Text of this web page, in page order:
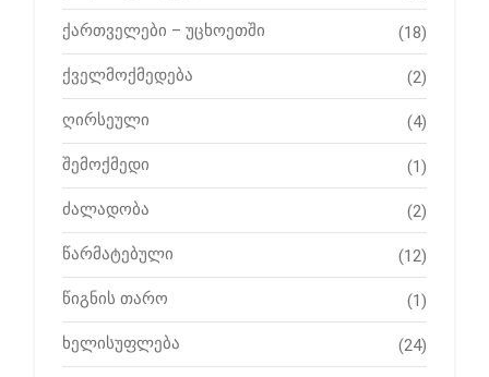
ქართველები – უცხოეთში (18)
ქველმოქმედება (2)
ღირსეული (4)
შემოქმედი (1)
ძალადობა (2)
წარმატებული (12)
წიგნის თარო (1)
ხელისუფლება (24)